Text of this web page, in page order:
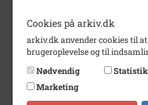
Periode
1900 -
Dateringsnote
Fotograf
Arkiv
Cookies på arkiv.dk
arkiv.dk anvender cookies til
brugeroplevelse og til
Nødvendig
Statistik
Marketing